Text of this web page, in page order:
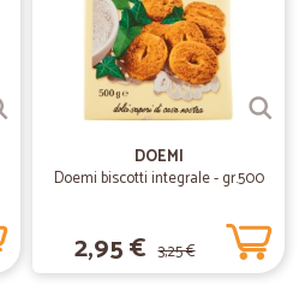
si sia aperta la
DOEMI
Doemi biscotti integrale - gr.500
2,95 € 3,25 €